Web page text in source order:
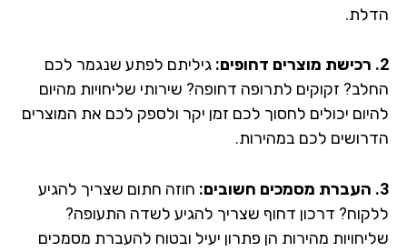
גיליתם לפתע שנגמר לכם
זקוקים לתרופה דחופה? שירותי שליחויות מהיום
יכולים לחסוך לכם זמן יקר ולספק לכם את המוצרים
לכם במהירות.
חוזה חתום שצריך להגיע
דרכון דחוף שצריך להגיע לשדה התעופה?
מהירות הן פתרון יעיל ובטוח להעברת מסמכים